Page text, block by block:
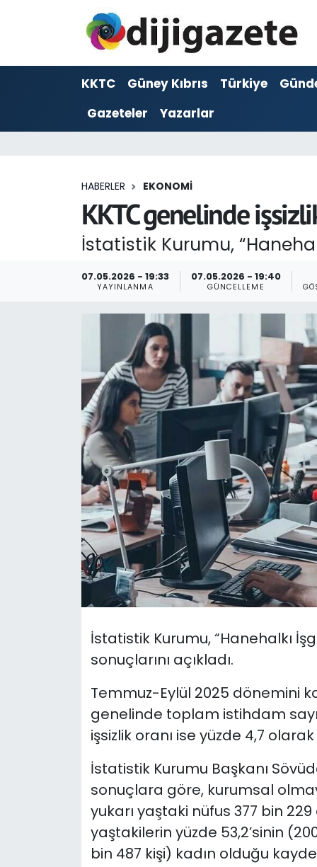
KKTC Güney Kıbrıs Türkiye
Gazeteler
Yazarlar
HABERLER EKONOMI
KKTC genelinde
İstatistik Kurumu,
07.05.2026 - 19:33
YAYINLANMA
07.05.2026 - 19:40
GÜNCELLEME
İstatistik Kurumu, “Hanehalkı
sonuçlarını açıkladı.
Temmuz-Eylül 2025 dönemini
genelinde toplam istihdam
işsizlik oranı ise yüzde 4,7
İstatistik Kurumu Başkanı
sonuçlara göre, kurumsal
yukarı yaştaki nüfus 377 bin
yaştakilerin yüzde 53,2’sinin
bin 487 kişi) kadın olduğu
ADVERTORIAL
Dijigazete
Foto Galeri
KKTC YEREL SEÇİM 2018
Kültür Sanat
Magazin
Nöbetçi Eczaneler
Otomobil Dünyası
Teknoloji
Video Galeri
Hava Durumu
Trafik Durumu
Haber Arşivi